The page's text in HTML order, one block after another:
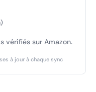
vérifiés sur Amazon.
à jour à chaque sync